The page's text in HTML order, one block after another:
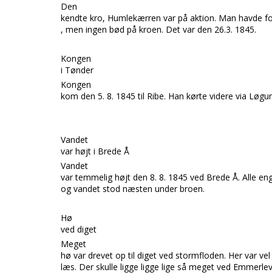
Den
kendte kro, Humlekærren var på aktion. Man havde
, men ingen bød på kroen. Det var den 26.3. 1845.
Kongen
i Tønder
Kongen
kom den 5. 8. 1845 til Ribe. Han kørte videre via
Vandet
var højt i Brede Å
Vandet
var temmelig højt den 8. 8. 1845 ved Brede Å. Alle
og vandet stod næsten under broen.
Hø
ved diget
Meget
hø var drevet op til diget ved stormfloden. Her var vel
læs. Der skulle ligge ligge lige så meget ved